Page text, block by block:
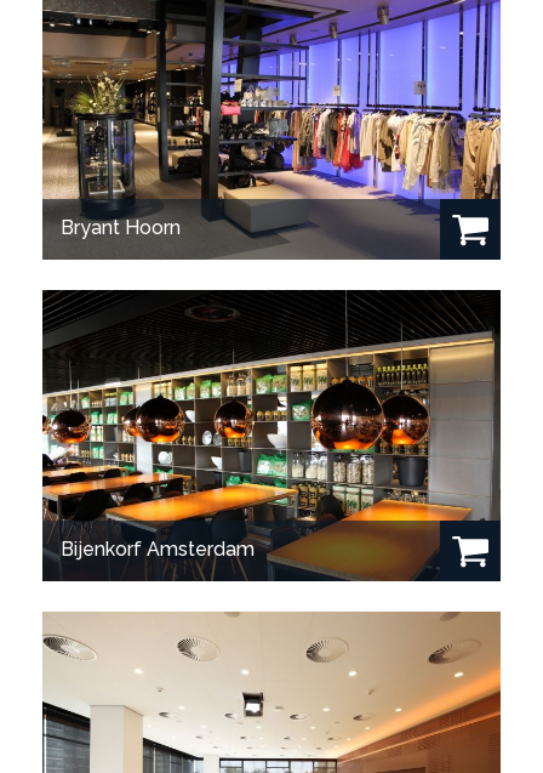
Bekijk project
Bekijk project
Bekijk project
Bryant Hoorn
Bijenkorf Amsterdam